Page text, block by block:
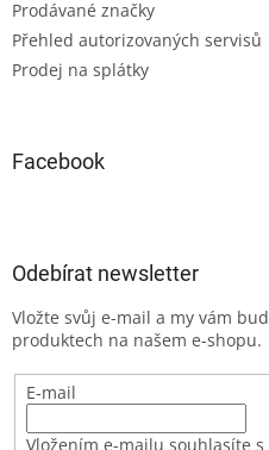
Prodávané značky
Přehled autorizovaných servisů
Prodej na splátky
Facebook
Odebírat newsletter
Vložte svůj e-mail a my vám
produktech na našem e-shopu.
E-mail
Vložením e-mailu souhlasíte